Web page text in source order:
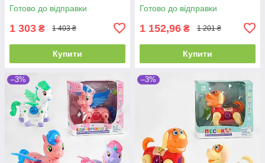
звуки, 8 пісень, сортер
Готово до відправки
1 303 ₴ 1 403 ₴
Купити
Готово до відправки
1 152,96 ₴ 1 201 ₴
Купити
–3% –3%